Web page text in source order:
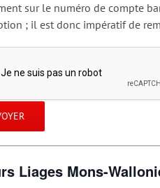
sur le numéro de compte
; il est donc impératif de
Liages Mons-